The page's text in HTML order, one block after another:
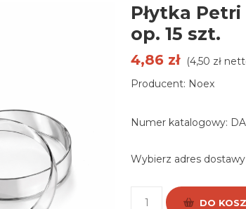
Płytka
op. 15 szt.
4,86 zł (4,50 zł
Producent: Noex
Numer katalogowy:
Wybierz adres dostawy
DO